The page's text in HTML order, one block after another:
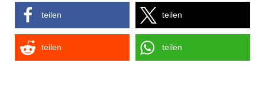
teilen teilen
teilen teilen